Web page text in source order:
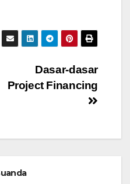
Dasar-dasar
Project Financing